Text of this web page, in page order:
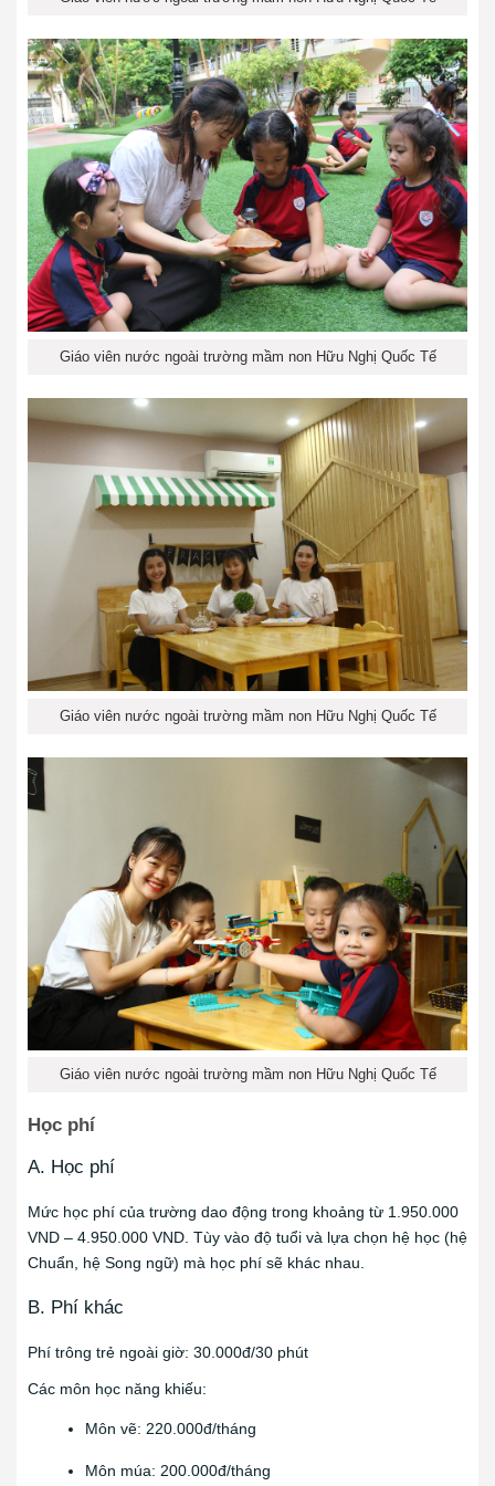
Giáo viên nước ngoài trường mầm non Hữu Nghị Quốc Tế
Giáo viên nước ngoài trường mầm non Hữu Nghị Quốc Tế
Giáo viên nước ngoài trường mầm non Hữu Nghị Quốc Tế
Học phí
A. Học phí
Mức học phí của trường dao động trong khoảng từ 1.950.000
VND – 4.950.000 VND. Tùy vào độ tuổi và lựa chọn hệ học (hệ
Chuẩn, hệ Song ngữ) mà học phí sẽ khác nhau.
B. Phí khác
Phí trông trẻ ngoài giờ: 30.000đ/30 phút
Các môn học năng khiếu:
Môn vẽ: 220.000đ/tháng
Môn múa: 200.000đ/tháng